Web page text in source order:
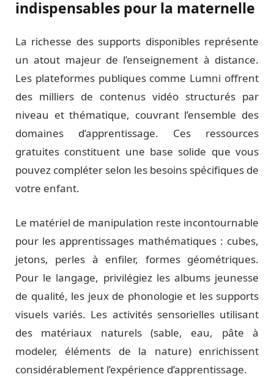
indispensables pour la maternelle
La richesse des supports disponibles représente
un atout majeur de l’enseignement à distance.
Les plateformes publiques comme Lumni offrent
des milliers de contenus vidéo structurés par
niveau et thématique, couvrant l’ensemble des
domaines d’apprentissage. Ces ressources
gratuites constituent une base solide que vous
pouvez compléter selon les besoins spécifiques de
votre enfant.
Le matériel de manipulation reste incontournable
pour les apprentissages mathématiques : cubes,
jetons, perles à enfiler, formes géométriques.
Pour le langage, privilégiez les albums jeunesse
de qualité, les jeux de phonologie et les supports
visuels variés. Les activités sensorielles utilisant
des matériaux naturels (sable, eau, pâte à
modeler, éléments de la nature) enrichissent
considérablement l’expérience d’apprentissage.